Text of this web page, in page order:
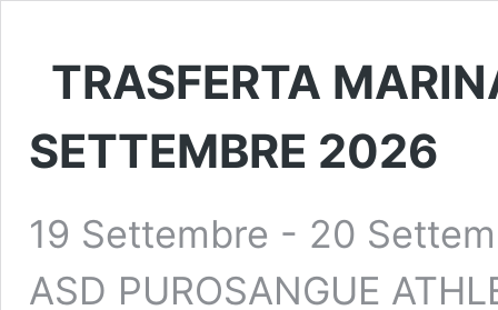
TRASFERTA
SETTEMBRE 2026
19 Settembre - 20
ASD PUROSANGUE